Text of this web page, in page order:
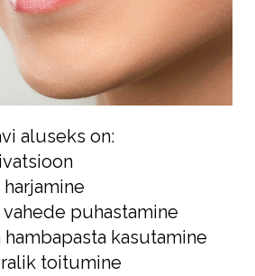
aluseks on:
puhastamine
kasutamine
toitumine